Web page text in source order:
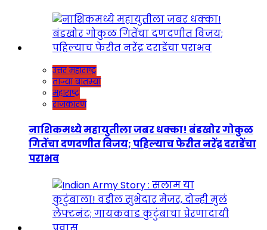
उत्तर महाराष्ट्र
ताज्या बातम्या
महाराष्ट्र
राजकारण
नाशिकमध्ये महायुतीला जबर धक्का! बंडखोर गोकुळ
गितेंचा दणदणीत विजय; पहिल्याच फेरीत नरेंद्र दराडेंचा
पराभव